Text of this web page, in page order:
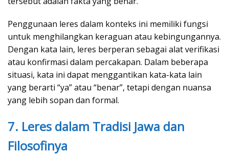
Penggunaan leres dalam konteks ini memiliki fungsi
untuk menghilangkan keraguan atau kebingungannya.
Dengan kata lain, leres berperan sebagai alat verifikasi
atau konfirmasi dalam percakapan. Dalam beberapa
situasi, kata ini dapat menggantikan kata-kata lain
yang berarti “ya” atau “benar”, tetapi dengan nuansa
yang lebih sopan dan formal.
7. Leres dalam Tradisi Jawa dan
Filosofinya